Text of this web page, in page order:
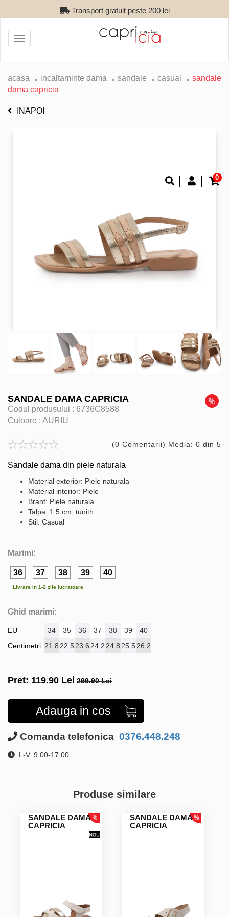
Transport gratuit peste 200 lei
0
Toggle
navigation
acasa incaltaminte dama sandale casual
sandale
dama capricia
INAPOI
SANDALE DAMA CAPRICIA
Codul produsului : 6736C8588
Culoare : AURIU
(0 Comentarii) Media: 0 din 5
Sandale dama din piele naturala
Material exterior: Piele naturala
Material interior: Piele
Brant: Piele naturala
Talpa: 1.5 cm, tunith
Stil: Casual
Marimi:
36 37 38 39 40
Livrare in 1-2 zile lucratoare
Ghid marimi:
EU
Centimetri
34 35 36 37 38 39
40
21.8 22.523.6 24.2 24.8 25.526.2
Pret: 119.90 Lei 299.90 Lei
Adauga in cos
Comanda telefonica 0376.448.248
L-V: 9:00-17:00
Produse similare
SANDALE DAMA
CAPRICIA
SANDALE DAMA
CAPRICIA